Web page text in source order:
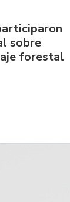
sobre
forestal